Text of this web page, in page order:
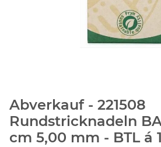
Abverkauf - 221508
Rundstricknadeln
cm 5,00 mm - BTL á